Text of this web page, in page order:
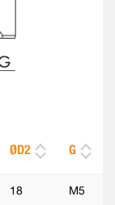
ØD2 G
18 M5